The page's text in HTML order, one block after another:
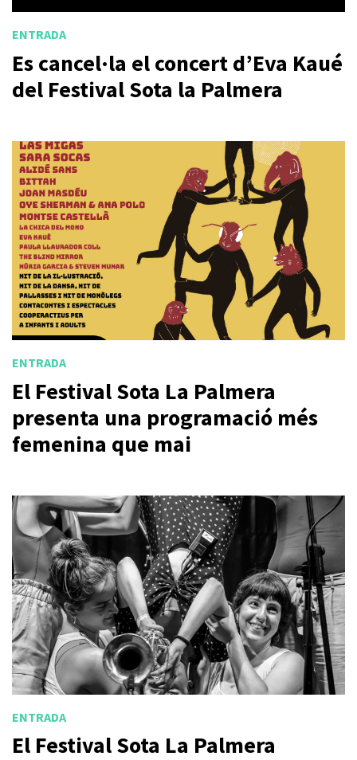
ENTRADA
Es cancel·la el concert d’Eva Kaué
del Festival Sota la Palmera
ENTRADA
El Festival Sota La Palmera
presenta una programació més
femenina que mai
ENTRADA
El Festival Sota La Palmera